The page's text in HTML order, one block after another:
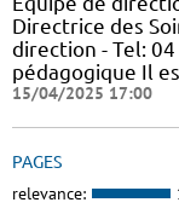
Directrice des
direction - Tel:
pédagogique Il
15/04/2025 17:00
PAGES
relevance: